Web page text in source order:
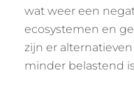
wat weer een
ecosystemen en
zijn er
minder belastend